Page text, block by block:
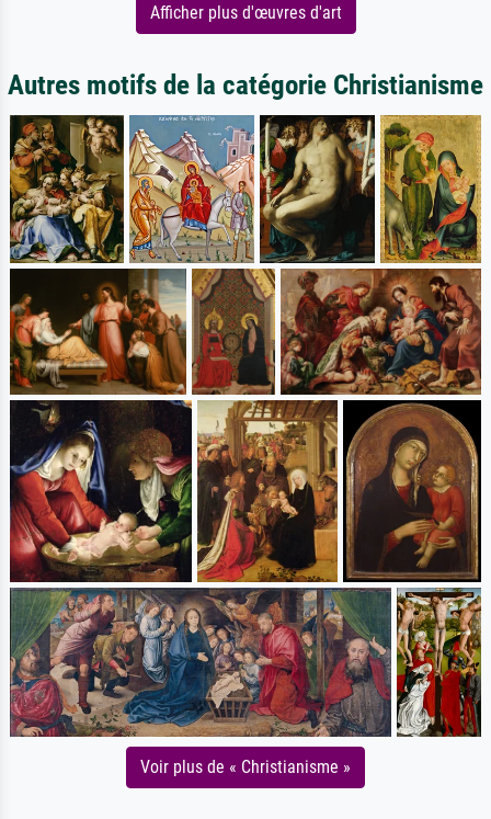
Afficher plus d'œuvres d'art
Autres motifs de la catégorie Christianisme
Voir plus de « Christianisme »